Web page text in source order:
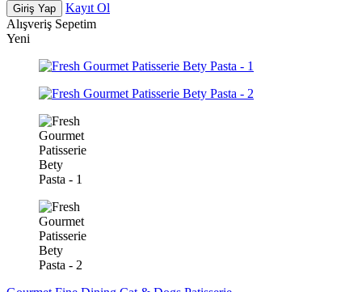
Giriş Yap
Kayıt Ol
Alışveriş Sepetim
Yeni